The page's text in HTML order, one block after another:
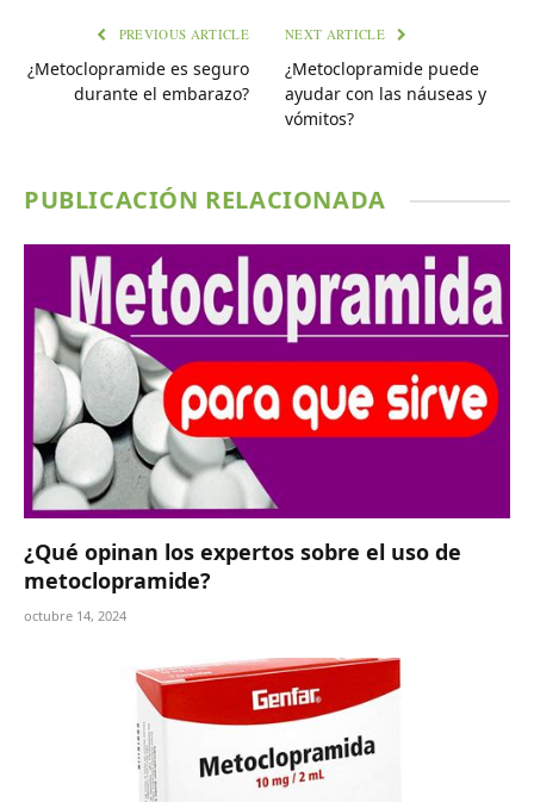
PREVIOUS ARTICLE
¿Metoclopramide es seguro
durante el embarazo?
NEXT ARTICLE
¿Metoclopramide puede
ayudar con las náuseas y
vómitos?
PUBLICACIÓN RELACIONADA
¿Qué opinan los expertos sobre el uso de
metoclopramide?
octubre 14, 2024